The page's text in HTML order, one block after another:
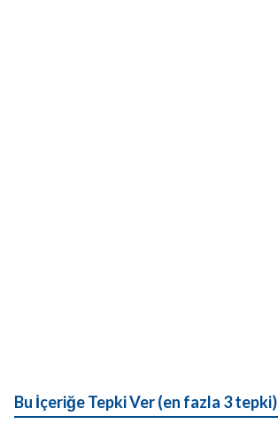
Bu İçeriğe Tepki Ver (en fazla 3 tepki)